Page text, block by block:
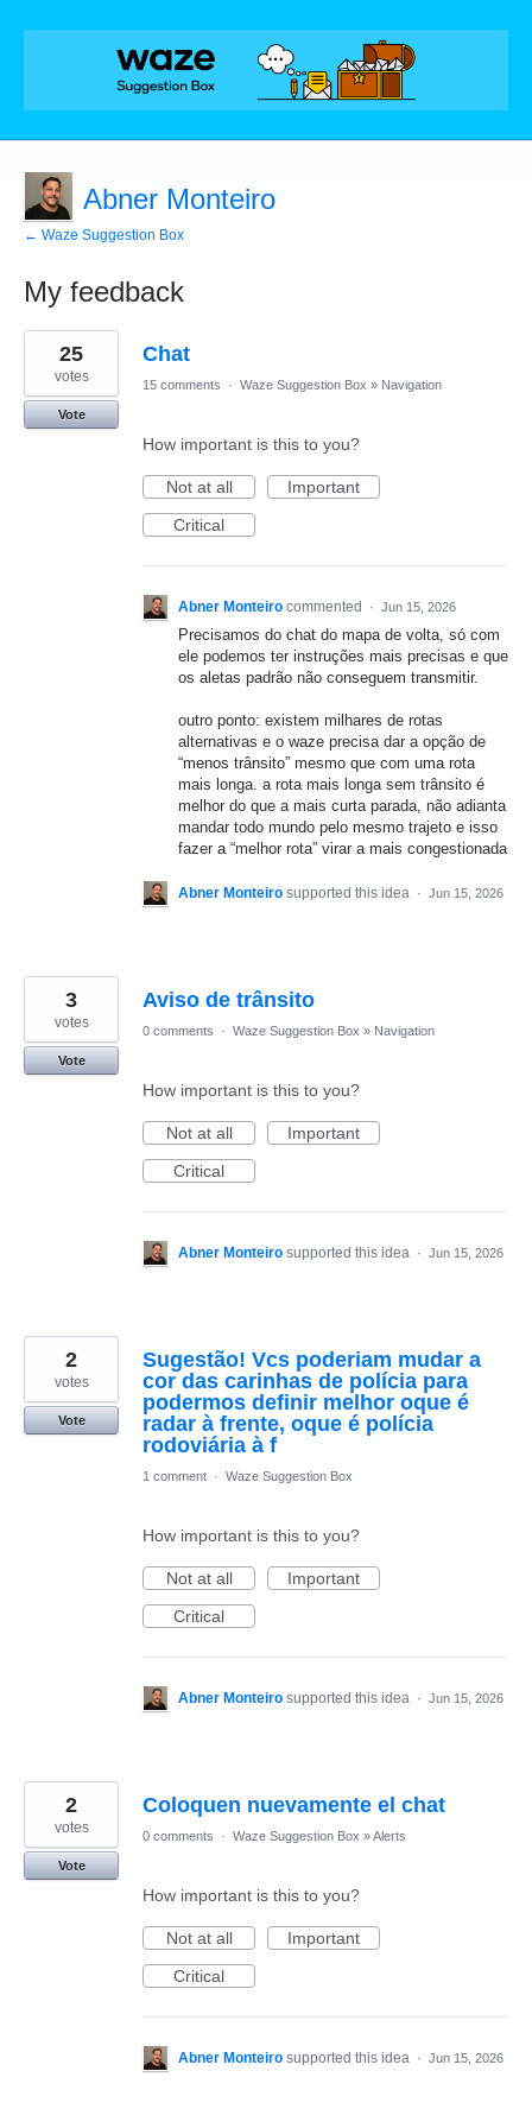
Abner Monteiro
← Waze Suggestion Box
My feedback
7
results
found
Chat
25
votes
Vote
15 comments · Waze Suggestion Box » Navigation
How important is this to you?
Not at all
Important
Critical
Abner Monteiro commented · Jun 15, 2026
Precisamos do chat do mapa de volta, só com
ele podemos ter instruções mais precisas e que
os aletas padrão não conseguem transmitir.
outro ponto: existem milhares de rotas
alternativas e o waze precisa dar a opção de
“menos trânsito” mesmo que com uma rota
mais longa. a rota mais longa sem trânsito é
melhor do que a mais curta parada, não adianta
mandar todo mundo pelo mesmo trajeto e isso
fazer a “melhor rota” virar a mais congestionada
Abner Monteiro supported this idea · Jun 15, 2026
Aviso de trânsito
3
votes
Vote
0 comments · Waze Suggestion Box » Navigation
How important is this to you?
Not at all
Important
Critical
Abner Monteiro supported this idea · Jun 15, 2026
Sugestão! Vcs poderiam mudar a
cor das carinhas de polícia para
podermos definir melhor oque é
radar à frente, oque é polícia
rodoviária à f
2
votes
Vote
1 comment · Waze Suggestion Box
How important is this to you?
Not at all
Important
Critical
Abner Monteiro supported this idea · Jun 15, 2026
Coloquen nuevamente el chat
2
votes
Vote
0 comments · Waze Suggestion Box »Alerts
How important is this to you?
Not at all
Important
Critical
Abner Monteiro supported this idea · Jun 15, 2026